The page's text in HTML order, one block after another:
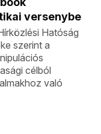
versenybe
Hatóság
szerint a
célból
való